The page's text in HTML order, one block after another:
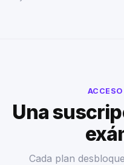
Una
Cada plan